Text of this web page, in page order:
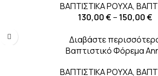
ΒΑΠΤΙΣΤΙΚΑ ΡΟΥΧΑ,
130,00€ – 150,00€
Διαβάστε
Βαπτιστικό Φόρεμα
ΒΑΠΤΙΣΤΙΚΑ ΡΟΥΧΑ,